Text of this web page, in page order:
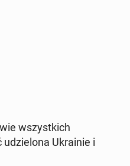
wszyst­kich
Ukra­inie i